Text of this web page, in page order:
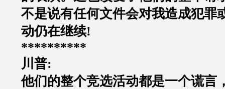
不是说有任何文件会对我造成犯罪
动仍在继续!
**********
川普:
他们的整个竞选活动都是一个谎言